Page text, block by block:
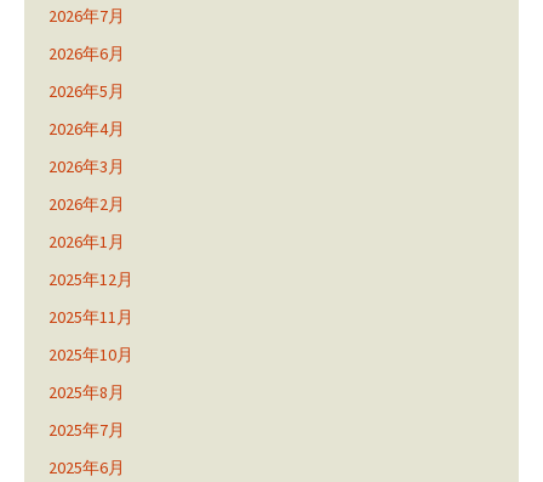
2026年7月
2026年6月
2026年5月
2026年4月
2026年3月
2026年2月
2026年1月
2025年12月
2025年11月
2025年10月
2025年8月
2025年7月
2025年6月